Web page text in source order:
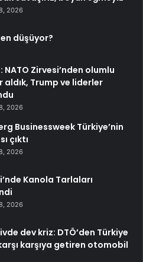
2026
düşüyor?
NATO Zirvesi’nden olumlu
aldık, Trump ve liderler
2026
Businessweek Türkiye’nin
çıktı
2026
Kanola Tarlaları
2026
dev kriz: DTÖ’den Türkiye
karşıya getiren otomobil